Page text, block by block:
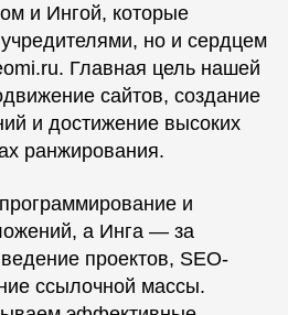
и Ингой, которые
но и сердцем
Главная цель нашей
сайтов, создание
и достижение высоких
ранжирования.
и
а Инга — за
проектов, SEO-
ссылочной массы.